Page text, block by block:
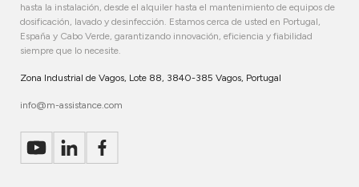
hasta la instalación, desde el alquiler hasta el mantenimiento de equipos de
dosificación, lavado y desinfección. Estamos cerca de usted en Portugal,
España y Cabo Verde, garantizando innovación, eficiencia y fiabilidad
siempre que lo necesite.
Zona Industrial de Vagos, Lote 88, 3840-385 Vagos, Portugal
info@m-assistance.com